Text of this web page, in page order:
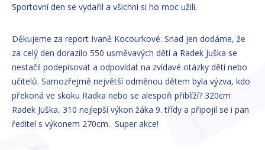
Sportovní den se vydařil a všichni si ho moc užili.
Děkujeme za report Ivaně Kocourkové. Snad jen dodáme, že
za celý den dorazilo 550 usměvavých dětí a Radek Juška se
nestačil podepisovat a odpovídat na zvídavé otázky dětí nebo
učitelů. Samozřejmě největší odměnou dětem byla výzva, kdo
překoná ve skoku Radka nebo se alespoň přiblíží? 320cm
Radek Juška, 310 nejlepší výkon žáka 9. třídy a připojil se i pan
ředitel s výkonem 270cm. Super akce!